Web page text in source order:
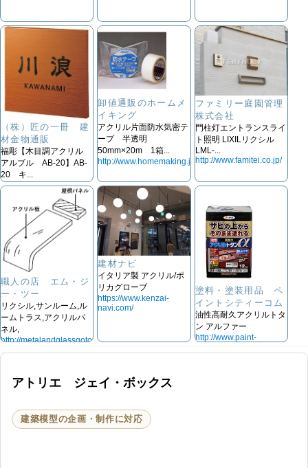
（株）匠の一冊 建
材金物通販
福彫【木目調アクリル
アルブル AB-20】AB-
20 キ...
http://www.takumi-
卸値通販のホームメ
イキング
アクリル片面防水気密テ
ープ 半透明
50mm×20m 1箱...
http://www.homemaking.jp
ファミリー庭園管理
株式会社
門柱灯エントランスライ
ト照明 LIXILリクシル
LML-...
http://www.famitei.co.jp/
職人の店 エム・ジ
ー・ツー
リクシル,サンルーム,ル
ームトラス,アクリルパ
ネル,
http://metalandglassgoto.la.coocan.jp
建材ナビ
イタリア製 アクリル/ポ
リカグローブ
https://www.kenzai-
navi.com/
塗料・塗装用品 ペ
イントシティーコム
油性高耐久アクリルトタ
ン アルファー
http://www.paint-
アトリエ ジェイ・ボックス
建築模型の企画・制作に対応